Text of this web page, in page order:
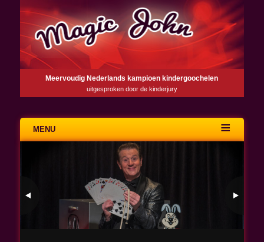
Meervoudig Nederlands kampioen kindergoochelen
uitgesproken door de kinderjury
MENU